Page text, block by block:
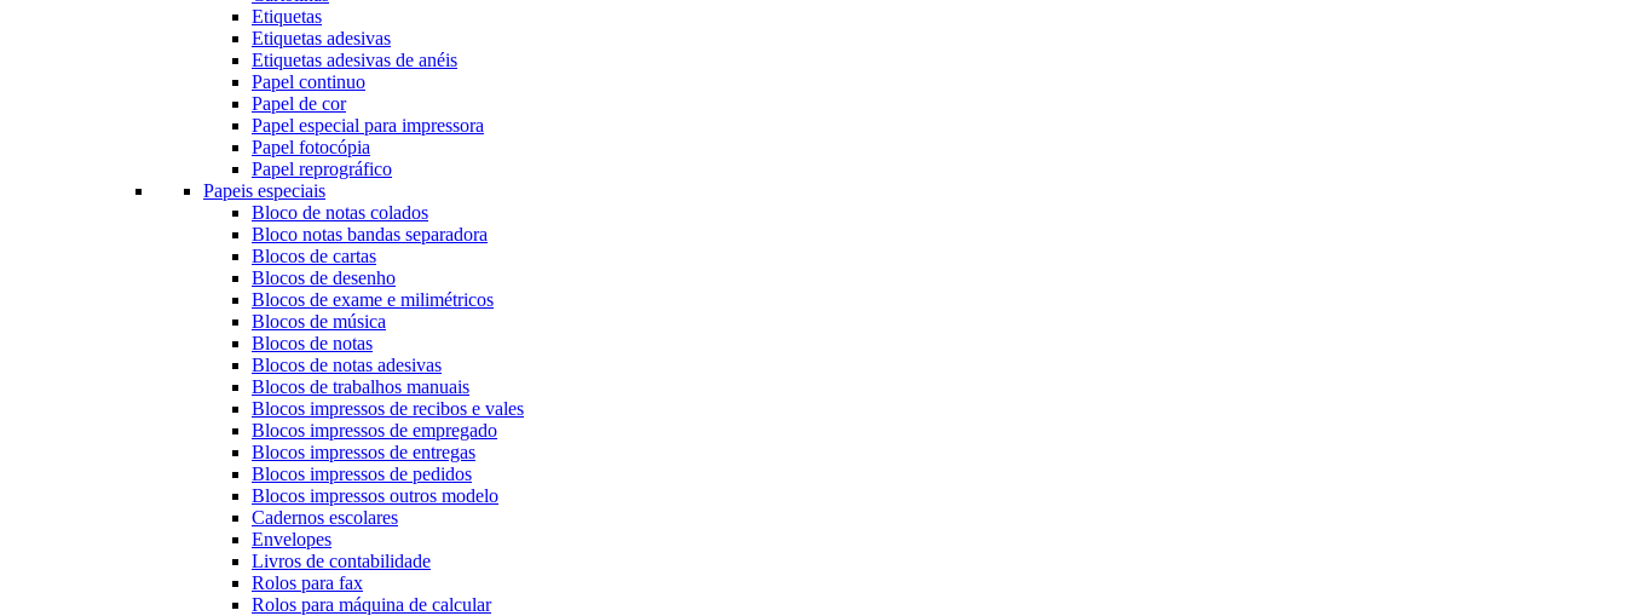
Etiquetas
Etiquetas adesivas
Etiquetas adesivas de anéis
Papel continuo
Papel de cor
Papel especial para impressora
Papel fotocópia
Papel reprográfico
Papeis especiais
Bloco de notas colados
Bloco notas bandas separadora
Blocos de cartas
Blocos de desenho
Blocos de exame e milimétricos
Blocos de música
Blocos de notas
Blocos de notas adesivas
Blocos de trabalhos manuais
Blocos impressos de recibos e vales
Blocos impressos de empregado
Blocos impressos de entregas
Blocos impressos de pedidos
Blocos impressos outros modelo
Cadernos escolares
Envelopes
Livros de contabilidade
Rolos para fax
Rolos para máquina de calcular